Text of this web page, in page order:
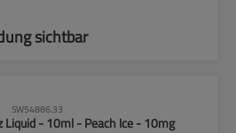
sichtbar
SW54886.33
Liquid - 10ml - Peach Ice - 10mg